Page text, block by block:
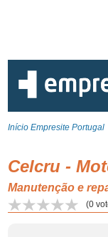
Início Empresite Portugal
Celcru -
Manutenção e
(0